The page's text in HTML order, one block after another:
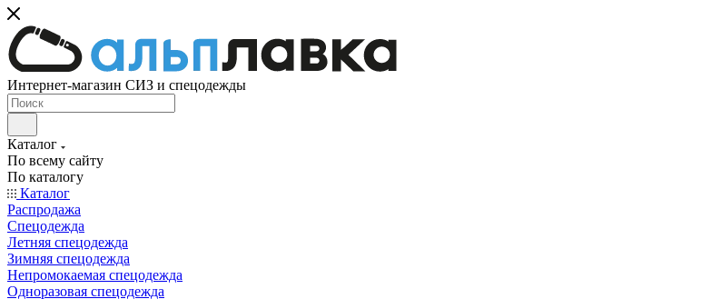
Интернет-магазин СИЗ и спецодежды
Каталог
По всему сайту
По каталогу
Каталог
Распродажа
Спецодежда
Летняя спецодежда
Зимняя спецодежда
Непромокаемая спецодежда
Одноразовая спецодежда